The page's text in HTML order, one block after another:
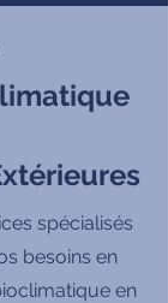
spécialisés
besoins en
en